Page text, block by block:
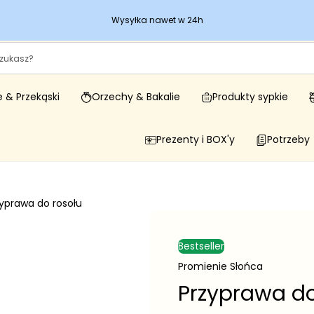
Wysyłka nawet w 24h
& Przekąski Orzechy & Bakalie Produkty sypkie
Prezenty i BOX'y Potrzeby
do rosołu
Bestseller
Promienie Słońca
Przyprawa